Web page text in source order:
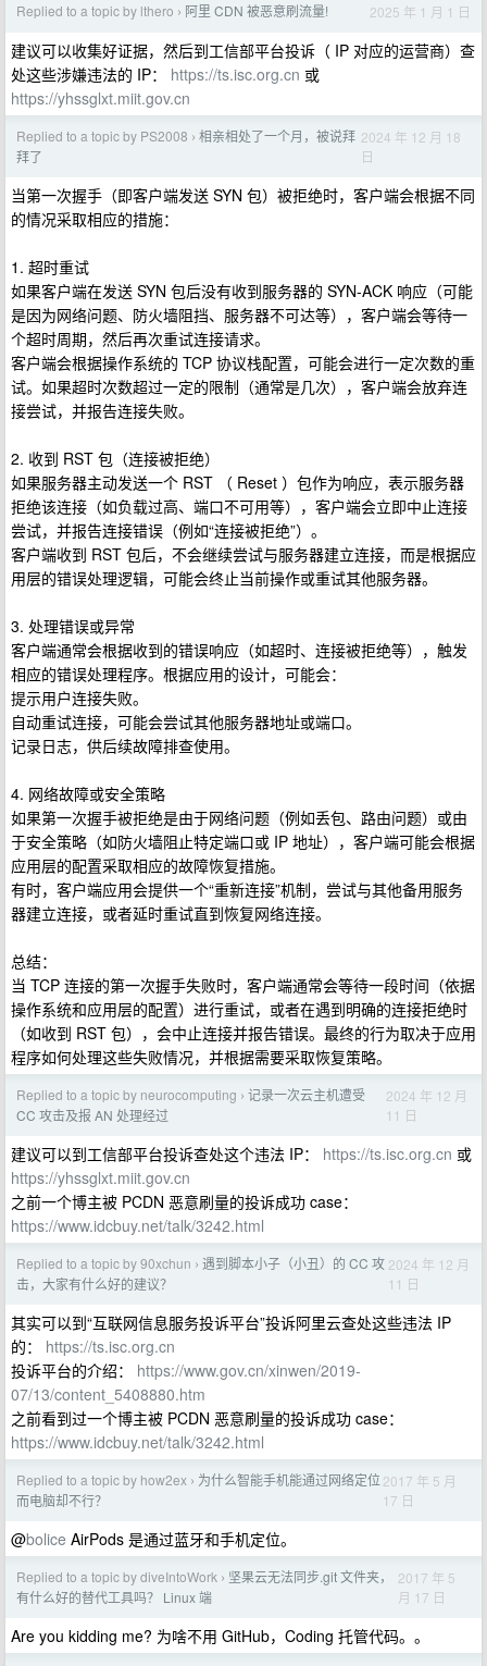
Replied to a topic by lthero › 阿里 CDN 被恶意刷流量! 2025 年 1 月 1 日
建议可以收集好证据，然后到工信部平台投诉（ IP 对应的运营商）查
处这些涉嫌违法的 IP： https://ts.isc.org.cn 或
https://yhssglxt.miit.gov.cn
Replied to a topic by PS2008 › 相亲相处了一个月，被说拜
拜了
2024 年 12 月 18
日
当第一次握手（即客户端发送 SYN 包）被拒绝时，客户端会根据不同
的情况采取相应的措施：
1. 超时重试
如果客户端在发送 SYN 包后没有收到服务器的 SYN-ACK 响应（可能
是因为网络问题、防火墙阻挡、服务器不可达等），客户端会等待一
个超时周期，然后再次重试连接请求。
客户端会根据操作系统的 TCP 协议栈配置，可能会进行一定次数的重
试。如果超时次数超过一定的限制（通常是几次），客户端会放弃连
接尝试，并报告连接失败。
2. 收到 RST 包（连接被拒绝）
如果服务器主动发送一个 RST （ Reset ）包作为响应，表示服务器
拒绝该连接（如负载过高、端口不可用等），客户端会立即中止连接
尝试，并报告连接错误（例如“连接被拒绝”）。
客户端收到 RST 包后，不会继续尝试与服务器建立连接，而是根据应
用层的错误处理逻辑，可能会终止当前操作或重试其他服务器。
3. 处理错误或异常
客户端通常会根据收到的错误响应（如超时、连接被拒绝等），触发
相应的错误处理程序。根据应用的设计，可能会：
提示用户连接失败。
自动重试连接，可能会尝试其他服务器地址或端口。
记录日志，供后续故障排查使用。
4. 网络故障或安全策略
如果第一次握手被拒绝是由于网络问题（例如丢包、路由问题）或由
于安全策略（如防火墙阻止特定端口或 IP 地址），客户端可能会根据
应用层的配置采取相应的故障恢复措施。
有时，客户端应用会提供一个“重新连接”机制，尝试与其他备用服务
器建立连接，或者延时重试直到恢复网络连接。
总结：
当 TCP 连接的第一次握手失败时，客户端通常会等待一段时间（依据
操作系统和应用层的配置）进行重试，或者在遇到明确的连接拒绝时
（如收到 RST 包），会中止连接并报告错误。最终的行为取决于应用
程序如何处理这些失败情况，并根据需要采取恢复策略。
Replied to a topic by neurocomputing › 记录一次云主机遭受
CC 攻击及报 AN 处理经过
2024 年 12 月
11 日
建议可以到工信部平台投诉查处这个违法 IP： https://ts.isc.org.cn 或
https://yhssglxt.miit.gov.cn
之前一个博主被 PCDN 恶意刷量的投诉成功 case：
https://www.idcbuy.net/talk/3242.html
Replied to a topic by 90xchun › 遇到脚本小子（小丑）的 CC 攻
击，大家有什么好的建议？
2024 年 12 月
11 日
其实可以到“互联网信息服务投诉平台”投诉阿里云查处这些违法 IP
的： https://ts.isc.org.cn
投诉平台的介绍： https://www.gov.cn/xinwen/2019-
07/13/content_5408880.htm
之前看到过一个博主被 PCDN 恶意刷量的投诉成功 case：
https://www.idcbuy.net/talk/3242.html
Replied to a topic by how2ex › 为什么智能手机能通过网络定位
而电脑却不行？
2017 年 5 月
17 日
@bolice AirPods 是通过蓝牙和手机定位。
Replied to a topic by diveIntoWork › 坚果云无法同步.git 文件夹，
有什么好的替代工具吗？ Linux 端
2017 年 5
月 17 日
Are you kidding me? 为啥不用 GitHub，Coding 托管代码。。